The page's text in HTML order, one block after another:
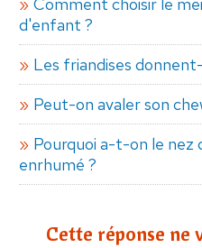
Comment choisir le
d'enfant ?
Les friandises
Peut-on avaler son
Pourquoi a-t-on le nez
enrhumé ?
Cette réponse ne